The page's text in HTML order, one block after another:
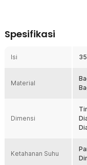
Terbuat dari stainless
Segel Vakum Lebih Aman
berkat tutup vakum
minuman hangat dan
Buka Tutup Tanpa
tutup dengan desain
mencegah tutup terbuka
Kapasitas 350 ml yang
cairan sehari-hari.
Spesifikasi
Isi
Material
Dimensi
Ketahanan Suhu